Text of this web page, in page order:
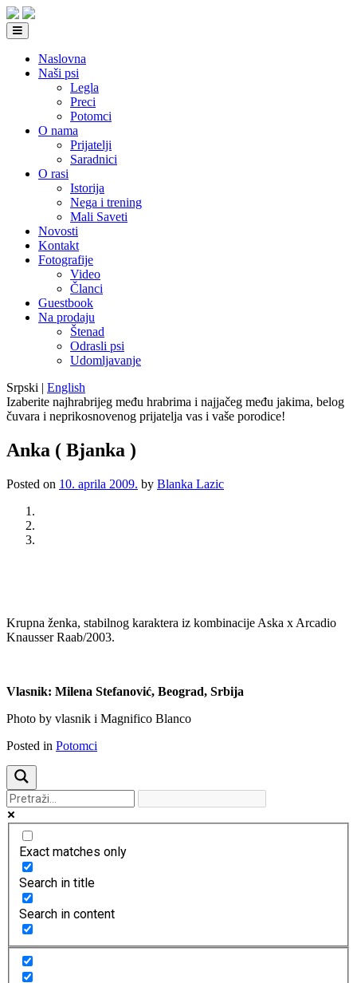
Naslovna
Naši psi
Legla
Preci
Potomci
O nama
Prijatelji
Saradnici
O rasi
Istorija
Nega i trening
Mali Saveti
Novosti
Kontakt
Fotografije
Video
Članci
Guestbook
Na prodaju
Štenad
Odrasli psi
Udomljavanje
Srpski | English
Izaberite najhrabrijeg među hrabrima i najjačeg među jakima, belog
čuvara i neprikosnovenog prijatelja vas i vaše porodice!
Anka ( Bjanka )
Posted on 10. aprila 2009. by Blanka Lazic
Krupna ženka, stabilnog karaktera iz kombinacije Aska x Arcadio
Knausser Raab/2003.
Vlasnik: Milena Stefanović, Beograd, Srbija
Photo by vlasnik i Magnifico Blanco
Posted in Potomci
Exact matches only
Search in title
Search in content